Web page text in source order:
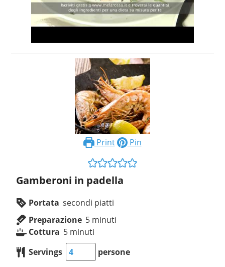
Print Pin
Gamberoni in padella
Portata secondi piatti
Preparazione 5 minuti
Cottura 5 minuti
Servings
persone